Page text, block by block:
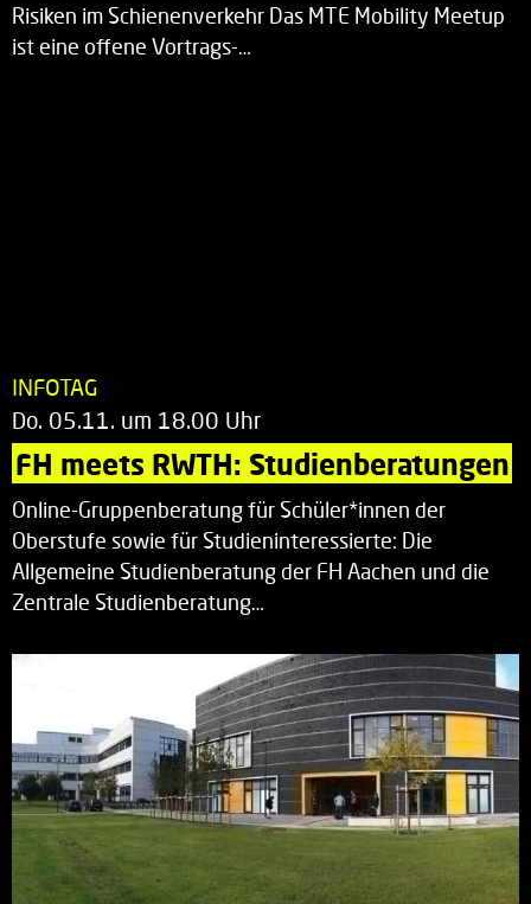
Risiken im Schienenverkehr Das MTE Mobility Meetup
ist eine offene Vortrags-…
INFOTAG
Do. 05.11. um 18.00 Uhr
FH meets RWTH: Studienberatungen
Online-Gruppenberatung für Schüler*innen der
Oberstufe sowie für Studieninteressierte: Die
Allgemeine Studienberatung der FH Aachen und die
Zentrale Studienberatung…